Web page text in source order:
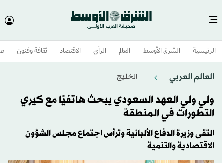
الرئيسية الشرق الأوسط​ العالم الرأي الاقتصاد ثقافة وفنون
العالم العربي الخليج
ولي ولي العهد السعودي يبحث هاتفيًا مع كيري
التطورات في المنطقة
التقى وزيرة الدفاع الألبانية وترأس اجتماع مجلس الشؤون
الاقتصادية والتنمية